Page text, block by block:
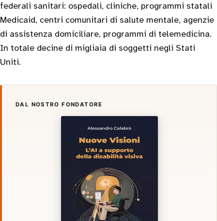
federali sanitari: ospedali, cliniche, programmi statali
Medicaid, centri comunitari di salute mentale, agenzie
di assistenza domiciliare, programmi di telemedicina.
In totale decine di migliaia di soggetti negli Stati
Uniti.
DAL NOSTRO FONDATORE